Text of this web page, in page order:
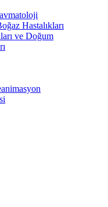
Hastalıkları
ve Doğum